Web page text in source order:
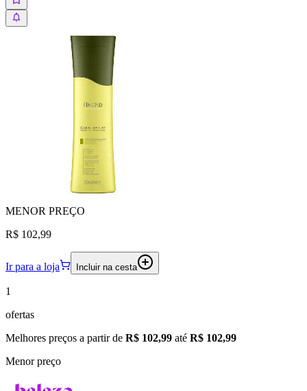
MENOR PREÇO
R$ 102,99
Ir para a loja Incluir na cesta
1
ofertas
Melhores preços a partir de R$ 102,99 até R$ 102,99
Menor preço